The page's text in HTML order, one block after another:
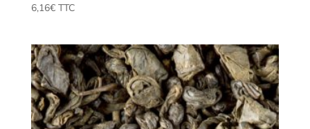
Note
5.00
6,16€ TTC